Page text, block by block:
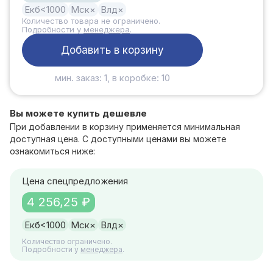
Екб<1000 Мск× Влд ×
Количество товара не ограничено.
Подробности у менеджера.
Добавить в корзину
мин. заказ: 1, в коробке: 10
Вы можете купить дешевле
При добавлении в корзину применяется минимальная
доступная цена. С доступными ценами вы можете
ознакомиться ниже:
Цена спецпредложения
Количество ограничено.
Подробности у менеджера.
Екб<1000 Мск× Влд×
4 256,25 ₽